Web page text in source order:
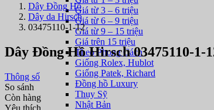
Giá từ 3 – 6 triệu
Giá từ 6 – 9 triệu
Giá từ 9 – 15 triệu
Giá trên 15 triệu
Theo Phong Cách
Giống Rolex, Hublot
Giống Patek, Richard
Đồng hồ Luxury
Thụy Sỹ
Nhật Bản
Dây Đồng Hồ
Dây da Hirsch
03475110-1-12
Dây Đồng Hồ Hirsch 03475110-1-
Thông số
So sánh
Còn hàng
Yêu thích